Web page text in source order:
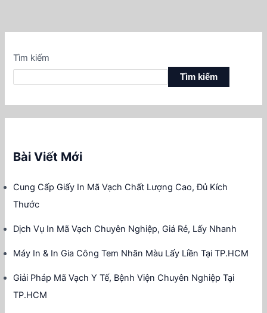
Tìm kiếm
Tìm kiếm
Bài Viết Mới
Cung Cấp Giấy In Mã Vạch Chất Lượng Cao, Đủ Kích
Thước
Dịch Vụ In Mã Vạch Chuyên Nghiệp, Giá Rẻ, Lấy Nhanh
Máy In & In Gia Công Tem Nhãn Màu Lấy Liền Tại TP.HCM
Giải Pháp Mã Vạch Y Tế, Bệnh Viện Chuyên Nghiệp Tại
TP.HCM